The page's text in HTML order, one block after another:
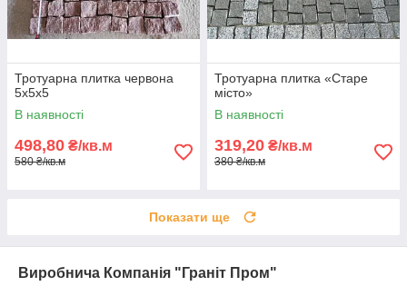
Тротуарна плитка червона
5х5х5
В наявності
498,80 ₴/кв.м
580 ₴/кв.м
Тротуарна плитка «Старе
місто»
В наявності
319,20 ₴/кв.м
380 ₴/кв.м
Показати ще
Виробнича Компанія "Граніт Пром"